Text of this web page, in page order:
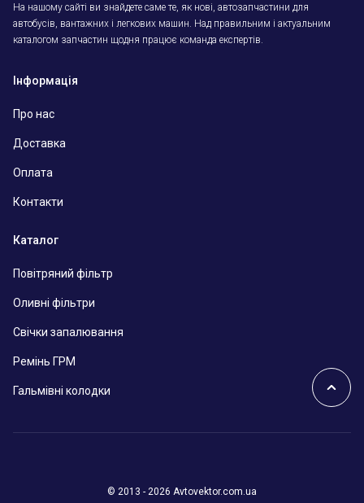
На нашому сайті ви знайдете саме те, як нові, автозапчастини для
автобусів, вантажних і легкових машин. Над правильним і актуальним
каталогом запчастин щодня працює команда експертів.
Інформація
Про нас
Доставка
Оплата
Контакти
Каталог
Повітряний фільтр
Оливні фільтри
Свічки запалювання
Ремінь ГРМ
Гальмівні колодки
© 2013 - 2026 Avtovektor.com.ua